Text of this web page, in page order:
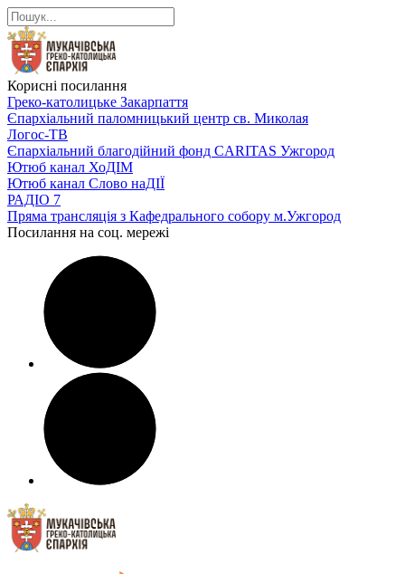
Корисні посилання
Греко-католицьке Закарпаття
Єпархіальний паломницький центр св. Миколая
Логос-ТВ
Єпархіальний благодійний фонд CARITAS Ужгород
Ютюб канал ХоДІМ
Ютюб канал Слово наДІЇ
РАДІО 7
Пряма трансляція з Кафедрального собору м.Ужгород
Посилання на соц. мережі